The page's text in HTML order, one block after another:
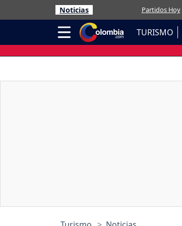
Noticias Partidos Hoy
TURISMO